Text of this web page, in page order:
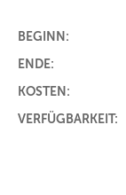
BEGINN:
ENDE:
KOSTEN:
VERFÜGBARKEIT: